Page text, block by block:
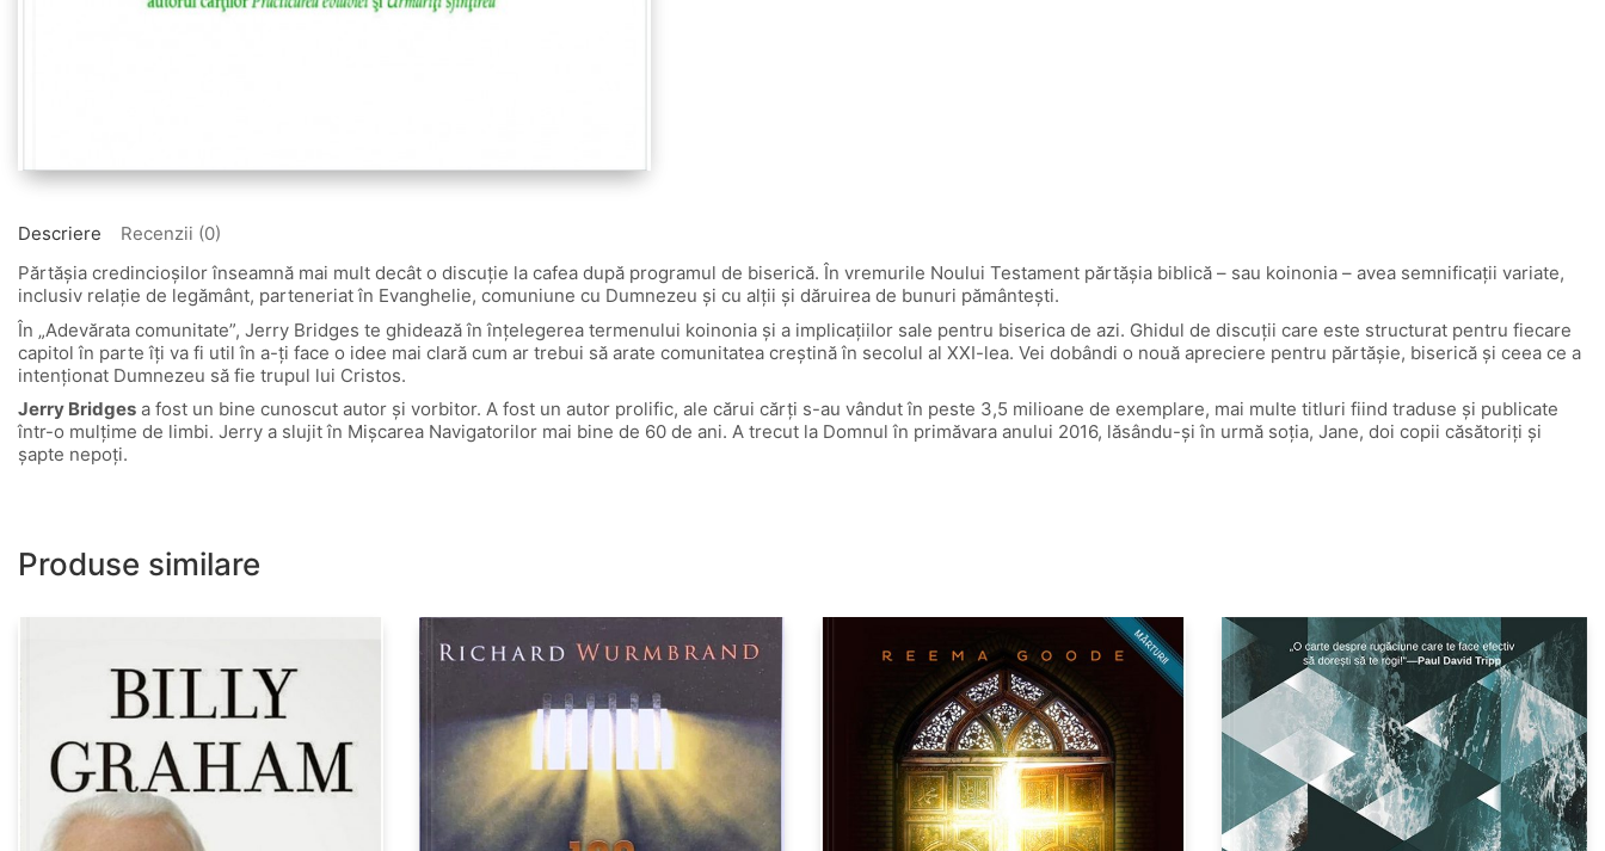
Descriere
Recenzii (0)
Părtăşia credincioşilor înseamnă mai mult decât o discuţie la cafea după programul de biserică. În vremurile Noului Testament părtăşia biblică – sau koinonia – avea semnificaţii variate,
inclusiv relaţie de legământ, parteneriat în Evanghelie, comuniune cu Dumnezeu şi cu alţii şi dăruirea de bunuri pământeşti.
În „Adevărata comunitate”, Jerry Bridges te ghidează în înţelegerea termenului koinonia şi a implicaţiilor sale pentru biserica de azi. Ghidul de discuţii care este structurat pentru fiecare
capitol în parte îţi va fi util în a-ţi face o idee mai clară cum ar trebui să arate comunitatea creştină în secolul al XXI-lea. Vei dobândi o nouă apreciere pentru părtăşie, biserică şi ceea ce a
intenţionat Dumnezeu să fie trupul lui Cristos.
Jerry Bridges a fost un bine cunoscut autor şi vorbitor. A fost un autor prolific, ale cărui cărţi s-au vândut în peste 3,5 milioane de exemplare, mai multe titluri fiind traduse şi publicate
într-o mulţime de limbi. Jerry a slujit în Mişcarea Navigatorilor mai bine de 60 de ani. A trecut la Domnul în primăvara anului 2016, lăsându-şi în urmă soţia, Jane, doi copii căsătoriţi şi
şapte nepoţi.
Produse similare